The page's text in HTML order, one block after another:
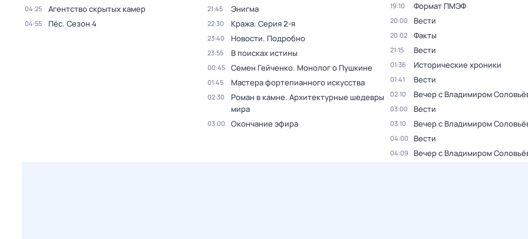
04:25 Агентство скрытых камер
04:55 Пёс. Сезон 4
21:45 Энигма
22:30 Кража. Серия 2-я
23:40 Новости. Подробно
23:55 В поисках истины
00:45 Семен Гейченко. Монолог о Пушкине
01:45 Мастера фортепианного искусства
02:30
Роман в камне. Архитектурные шедевры
мира
03:00 Окончание эфира
19:10 Формат ПМЭФ
20:00 Вести
20:02 Факты
21:15 Вести
01:36 Исторические хроники
01:41 Вести
02:10 Вечер с Владимиром
03:00 Вести
03:10 Вечер с Владимиром
04:00 Вести
04:09 Вечер с Владимиром